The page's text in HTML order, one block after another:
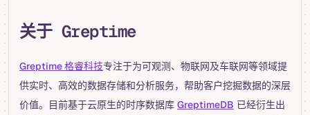
关于 Greptime
Greptime 格睿科技专注于为可观测、物联网及车联网等领域提
供实时、高效的数据存储和分析服务，帮助客户挖掘数据的深层
价值。目前基于云原生的时序数据库 GreptimeDB 已经衍生出